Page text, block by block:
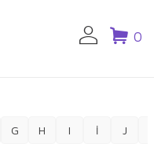
0
G H I İ J